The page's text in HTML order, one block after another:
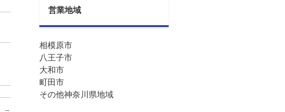
→
営業地域
相模原市
八王子市
大和市
町田市
その他神奈川県地域